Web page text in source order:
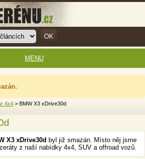
4x4 > BMW X3 xDrive30d
X3 xDrive30d byl již smazán. Místo něj jsme
z naší nabídky 4x4, SUV a offroad vozů.
MENU